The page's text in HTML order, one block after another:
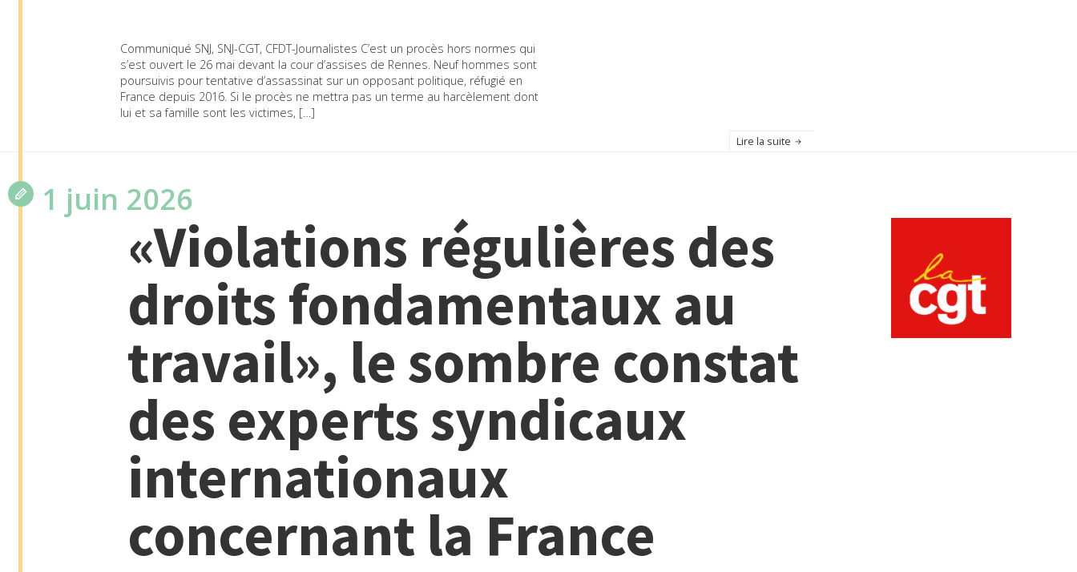
Communiqué SNJ, SNJ-CGT, CFDT-Journalistes C’est un procès hors normes qui
s’est ouvert le 26 mai devant la cour d’assises de Rennes. Neuf hommes sont
poursuivis pour tentative d’assassinat sur un opposant politique, réfugié en
France depuis 2016. Si le procès ne mettra pas un terme au harcèlement dont
lui et sa famille sont les victimes, […]
Lire la suite
1 juin 2026
«Violations régulières des
droits fondamentaux au
travail», le sombre constat
des experts syndicaux
internationaux
concernant la France